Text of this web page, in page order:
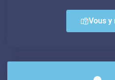
Vous y